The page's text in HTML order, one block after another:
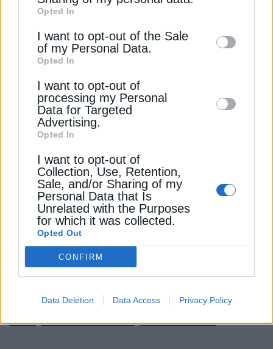
of downstream participants. This
information may also be disclosed by us to
third parties on theIAB’s List of
Downstream Participants
disclose it to other third parties.
Opted In
I want to opt-out of the Sale
of my Personal Data.
Opted In
I want to opt-out of
processing my Personal
Data for Targeted
Advertising.
Opted In
I want to opt-out of
Collection, Use, Retention,
Sale, and/or Sharing of my
Personal Data that Is
Unrelated with the Purposes
for which it was collected.
Opted Out
CONFIRM
Data Deletion Data Access Privacy Policy
συνάρτηση με τις αποφάσεις της Ευρώπης για
τον παράγοντα των ΗΠΑ, οι οποίες το τελευταίο
διάστημα δίνουν «ψήφο» εμπιστοσύνης στη χώρα
μας στο πλαίσιο του σχεδίου τους για εξαγωγές
LNG προς την Ευρώπη.
Διαβάστε ακόμη
Επίδομα θέρμανσης 2025-2026: Τα κριτήρια & τα
δικαιολογητικά που απαιτούνται
Ρεύμα: Πώς διαμορφώνεται ο χάρτης των
πράσινων τιμολογίων για τον Οκτώβριο
ΓΕΚ ΤΕΡΝΑ: Τα πρόσθετα οφέλη που βλέπει η
Mediobanca από τη συμφωνία με Motor Oil για
NRG